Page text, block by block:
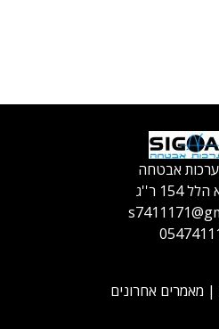
אבטחה
154 ר''ג
| מאמרים אחרונים